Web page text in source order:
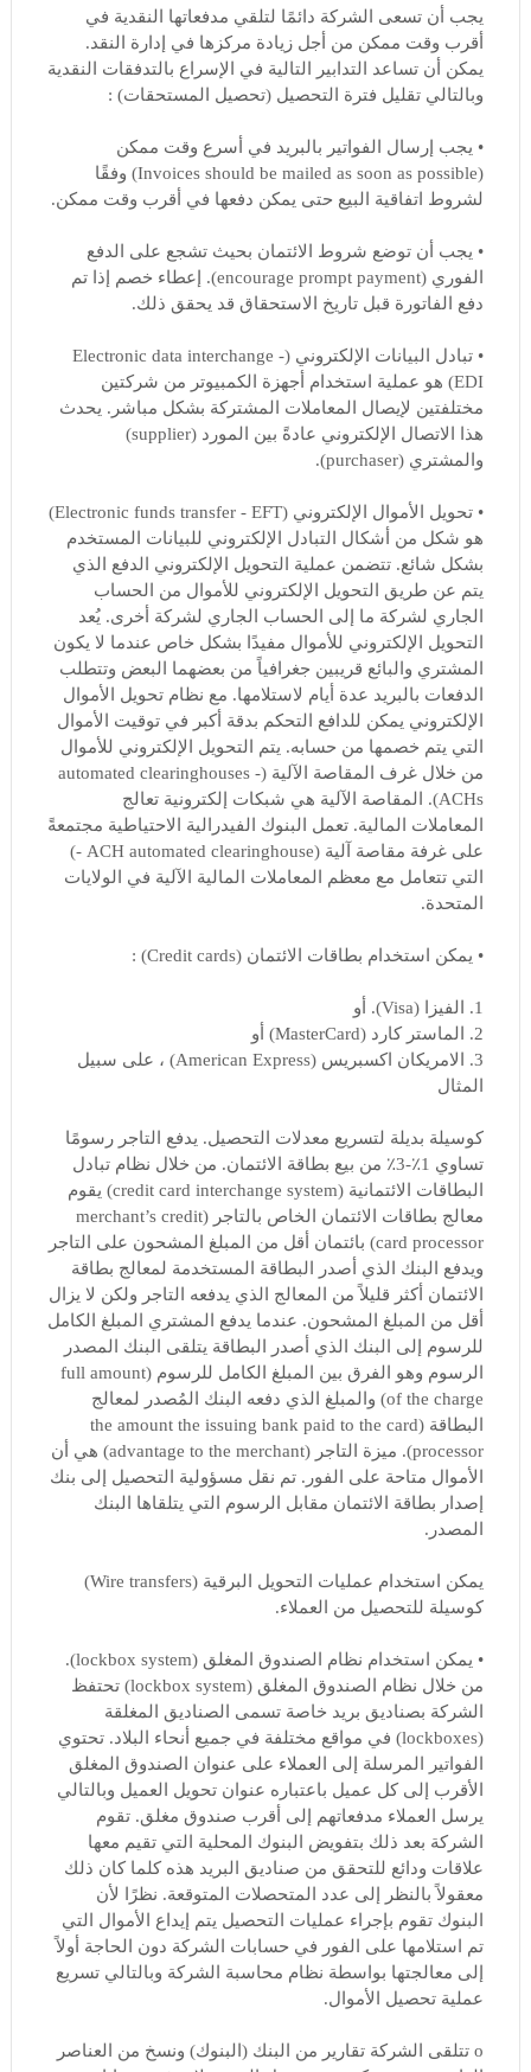
يجب أن تسعى الشركة دائمًا لتلقي مدفعاتها النقدية في
أقرب وقت ممكن من أجل زيادة مركزها في إدارة النقد.
يمكن أن تساعد التدابير التالية في الإسراع بالتدفقات النقدية
وبالتالي تقليل فترة التحصيل (تحصيل المستحقات) :
• يجب إرسال الفواتير بالبريد في أسرع وقت ممكن
(Invoices should be mailed as soon as possible) وفقًا
لشروط اتفاقية البيع حتى يمكن دفعها في أقرب وقت ممكن.
• يجب أن توضع شروط الائتمان بحيث تشجع على الدفع
الفوري (encourage prompt payment). إعطاء خصم إذا تم
دفع الفاتورة قبل تاريخ الاستحقاق قد يحقق ذلك.
• تبادل البيانات الإلكتروني (Electronic data interchange -
EDI) هو عملية استخدام أجهزة الكمبيوتر من شركتين
مختلفتين لإيصال المعاملات المشتركة بشكل مباشر. يحدث
هذا الاتصال الإلكتروني عادةً بين المورد (supplier)
والمشتري (purchaser).
• تحويل الأموال الإلكتروني (Electronic funds transfer - EFT)
هو شكل من أشكال التبادل الإلكتروني للبيانات المستخدم
بشكل شائع. تتضمن عملية التحويل الإلكتروني الدفع الذي
يتم عن طريق التحويل الإلكتروني للأموال من الحساب
الجاري لشركة ما إلى الحساب الجاري لشركة أخرى. يُعد
التحويل الإلكتروني للأموال مفيدًا بشكل خاص عندما لا يكون
المشتري والبائع قريبين جغرافياً من بعضهما البعض وتتطلب
الدفعات بالبريد عدة أيام لاستلامها. مع نظام تحويل الأموال
الإلكتروني يمكن للدافع التحكم بدقة أكبر في توقيت الأموال
التي يتم خصمها من حسابه. يتم التحويل الإلكتروني للأموال
من خلال غرف المقاصة الآلية (automated clearinghouses -
ACHs). المقاصة الآلية هي شبكات إلكترونية تعالج
المعاملات المالية. تعمل البنوك الفيدرالية الاحتياطية مجتمعةً
على غرفة مقاصة آلية (ACH automated clearinghouse -)
التي تتعامل مع معظم المعاملات المالية الآلية في الولايات
المتحدة.
• يمكن استخدام بطاقات الائتمان (Credit cards) :
1. الفيزا (Visa). أو
2. الماستر كارد (MasterCard) أو
3. الامريكان اكسبريس (American Express) ، على سبيل
المثال
كوسيلة بديلة لتسريع معدلات التحصيل. يدفع التاجر رسومًا
تساوي 1٪-3٪ من بيع بطاقة الائتمان. من خلال نظام تبادل
البطاقات الائتمانية (credit card interchange system) يقوم
معالج بطاقات الائتمان الخاص بالتاجر (merchant’s credit
card processor) بائتمان أقل من المبلغ المشحون على التاجر
ويدفع البنك الذي أصدر البطاقة المستخدمة لمعالج بطاقة
الائتمان أكثر قليلاً من المعالج الذي يدفعه التاجر ولكن لا يزال
أقل من المبلغ المشحون. عندما يدفع المشتري المبلغ الكامل
للرسوم إلى البنك الذي أصدر البطاقة يتلقى البنك المصدر
الرسوم وهو الفرق بين المبلغ الكامل للرسوم (full amount
of the charge) والمبلغ الذي دفعه البنك المُصدر لمعالج
البطاقة (the amount the issuing bank paid to the card
processor). ميزة التاجر (advantage to the merchant) هي أن
الأموال متاحة على الفور. تم نقل مسؤولية التحصيل إلى بنك
إصدار بطاقة الائتمان مقابل الرسوم التي يتلقاها البنك
المصدر.
يمكن استخدام عمليات التحويل البرقية (Wire transfers)
كوسيلة للتحصيل من العملاء.
• يمكن استخدام نظام الصندوق المغلق (lockbox system).
من خلال نظام الصندوق المغلق (lockbox system) تحتفظ
الشركة بصناديق بريد خاصة تسمى الصناديق المغلقة
(lockboxes) في مواقع مختلفة في جميع أنحاء البلاد. تحتوي
الفواتير المرسلة إلى العملاء على عنوان الصندوق المغلق
الأقرب إلى كل عميل باعتباره عنوان تحويل العميل وبالتالي
يرسل العملاء مدفعاتهم إلى أقرب صندوق مغلق. تقوم
الشركة بعد ذلك بتفويض البنوك المحلية التي تقيم معها
علاقات ودائع للتحقق من صناديق البريد هذه كلما كان ذلك
معقولاً بالنظر إلى عدد المتحصلات المتوقعة. نظرًا لأن
البنوك تقوم بإجراء عمليات التحصيل يتم إيداع الأموال التي
تم استلامها على الفور في حسابات الشركة دون الحاجة أولاً
إلى معالجتها بواسطة نظام محاسبة الشركة وبالتالي تسريع
عملية تحصيل الأموال.
o تتلقى الشركة تقارير من البنك (البنوك) ونسخ من العناصر